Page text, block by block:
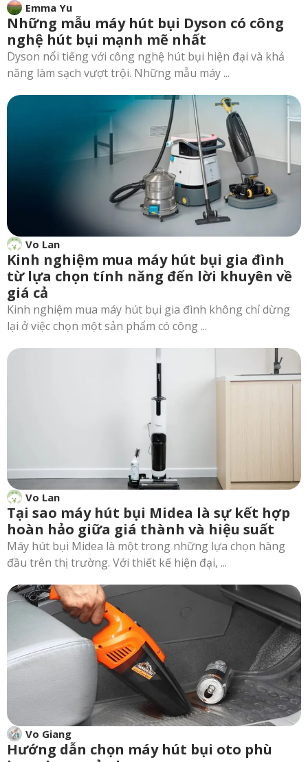
Emma Yu
Những mẫu máy hút bụi Dyson có công
nghệ hút bụi mạnh mẽ nhất
Dyson nổi tiếng với công nghệ hút bụi hiện đại và khả
năng làm sạch vượt trội. Những mẫu máy ...
Vo Lan
Kinh nghiệm mua máy hút bụi gia đình
từ lựa chọn tính năng đến lời khuyên về
giá cả
Kinh nghiệm mua máy hút bụi gia đình không chỉ dừng
lại ở việc chọn một sản phẩm có công ...
Vo Lan
Tại sao máy hút bụi Midea là sự kết hợp
hoàn hảo giữa giá thành và hiệu suất
Máy hút bụi Midea là một trong những lựa chọn hàng
đầu trên thị trường. Với thiết kế hiện đại, ...
Vo Giang
Hướng dẫn chọn máy hút bụi oto phù